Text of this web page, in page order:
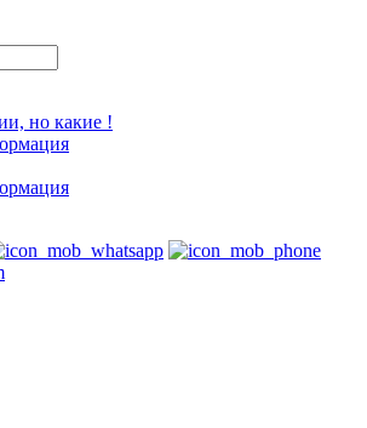
но какие !